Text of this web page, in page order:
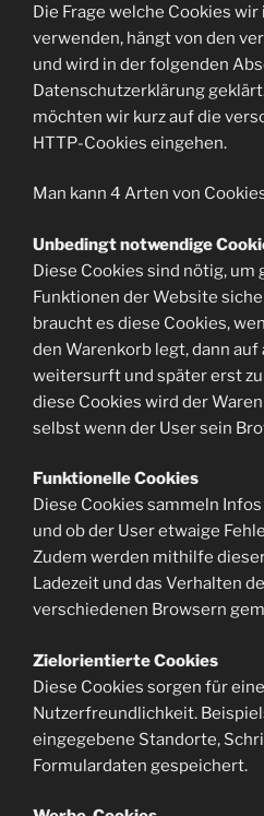
Die Frage welche Cookies
verwenden, hängt von den
und wird in der folgenden
Datenschutzerklärung
möchten wir kurz auf die
HTTP-Cookies eingehen.
Man kann 4 Arten von
Unbedingt notwendige
Diese Cookies sind nötig, um
Funktionen der Website
braucht es diese Cookies,
den Warenkorb legt, dann
weitersurft und später erst
diese Cookies wird der
selbst wenn der User sein
Funktionelle Cookies
Diese Cookies sammeln
und ob der User etwaige
Zudem werden mithilfe
Ladezeit und das Verhalten
verschiedenen Browsern
Zielorientierte Cookies
Diese Cookies sorgen für
Nutzerfreundlichkeit.
eingegebene Standorte,
Formulardaten gespeichert.